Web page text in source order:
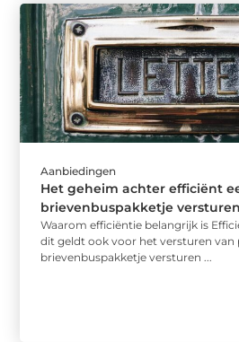
Aanbiedingen
Het geheim achter efficiënt
brievenbuspakketje versturen
Waarom efficiëntie belangrijk is
dit geldt ook voor het versturen van
brievenbuspakketje versturen ...